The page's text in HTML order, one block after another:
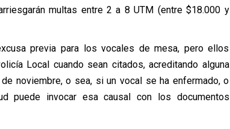
multas entre 2 a 8 UTM (entre $18.000 y
previa para los vocales de mesa, pero ellos
Local cuando sean citados, acreditando alguna
noviembre, o sea, si un vocal se ha enfermado, o
puede invocar esa causal con los documentos